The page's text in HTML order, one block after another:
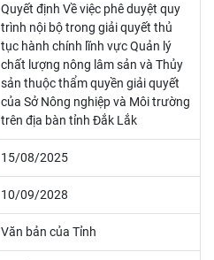
Quyết định Về việc phê duyệt quy
trình nội bộ trong giải quyết thủ
tục hành chính lĩnh vực Quản lý
chất lượng nông lâm sản và Thủy
sản thuộc thẩm quyền giải quyết
của Sở Nông nghiệp và Môi trường
trên địa bàn tỉnh Đắk Lắk
15/08/2025
10/09/2028
Văn bản của Tỉnh